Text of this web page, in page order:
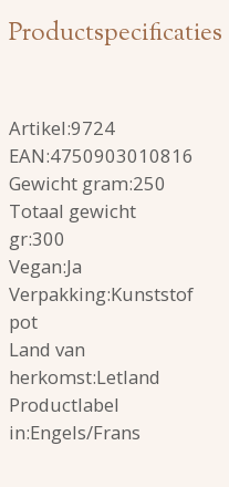
Productspecificaties
Artikel:9724
EAN:4750903010816
Gewicht gram:250
Totaal gewicht
gr:300
Vegan:Ja
Verpakking:Kunststof
pot
Land van
herkomst:Letland
Productlabel
in:Engels/Frans